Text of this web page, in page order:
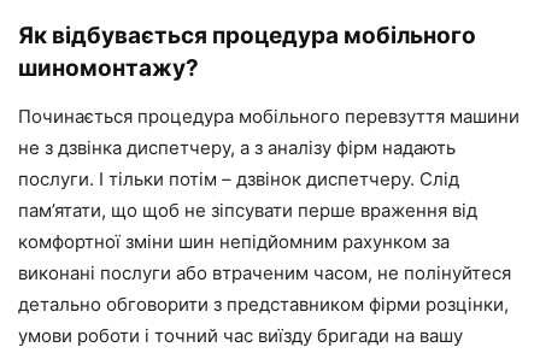
Як відбувається процедура мобільного
шиномонтажу?
Починається процедура мобільного перевзуття машини
не з дзвінка диспетчеру, а з аналізу фірм надають
послуги. І тільки потім – дзвінок диспетчеру. Слід
пам’ятати, що щоб не зіпсувати перше враження від
комфортної зміни шин непідйомним рахунком за
виконані послуги або втраченим часом, не полінуйтеся
детально обговорити з представником фірми розцінки,
умови роботи і точний час виїзду бригади на вашу